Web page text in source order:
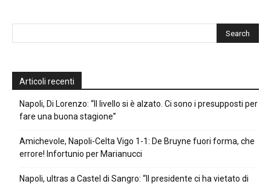
Articoli recenti
Napoli, Di Lorenzo: “Il livello si è alzato. Ci sono i presupposti per
fare una buona stagione”
Amichevole, Napoli-Celta Vigo 1-1: De Bruyne fuori forma, che
errore! Infortunio per Marianucci
Napoli, ultras a Castel di Sangro: “Il presidente ci ha vietato di